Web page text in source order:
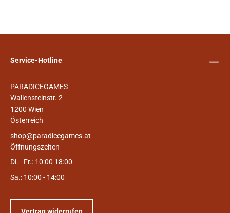
Service-Hotline
PARADICEGAMES
Wallensteinstr. 2
1200 Wien
Österreich
shop@paradicegames.at
Öffnungszeiten
Di. - Fr.: 10:00 18:00
Sa.: 10:00 - 14:00